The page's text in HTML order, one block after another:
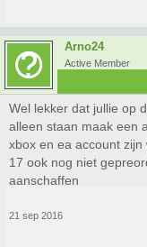
Arno24
Active Member
Wel lekker dat jullie op
alleen staan maak een
xbox en ea account
17 ook nog niet
aanschaffen
21 sep 2016